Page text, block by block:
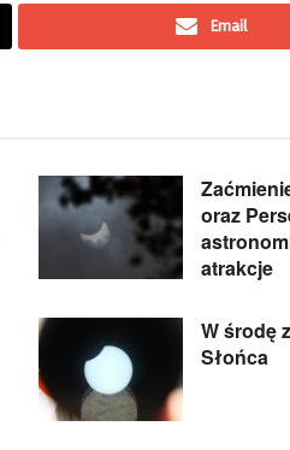
Email
oraz
atrakcje
W środę
Słońca